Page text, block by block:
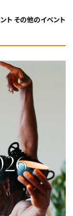
ト その他のイベント